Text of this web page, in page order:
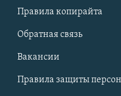
Правила копирайта
Обратная связь
Вакансии
Правила защиты